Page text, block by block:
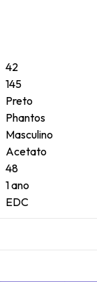
42
145
Preto
Phantos
Masculino
Acetato
48
1 ano
EDC